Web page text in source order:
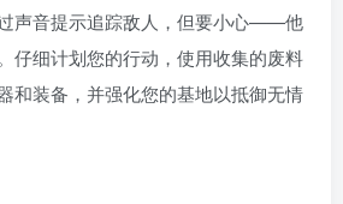
声音提示追踪敌人，但要小心——他
仔细计划您的行动，使用收集的废料
和装备，并强化您的基地以抵御无情